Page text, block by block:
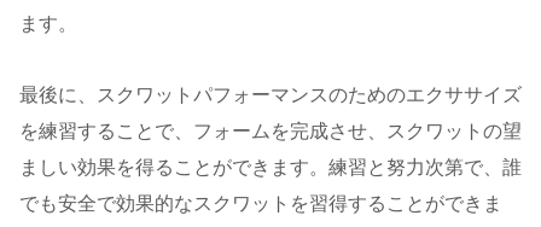
ます。
最後に、スクワットパフォーマンスのためのエクササイズ
を練習することで、フォームを完成させ、スクワットの望
ましい効果を得ることができます。練習と努力次第で、誰
でも安全で効果的なスクワットを習得することができま